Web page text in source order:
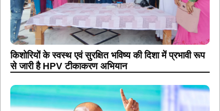
किशोरियों के स्वस्थ एवं सुरक्षित भविष्य की दिशा में प्रभावी रूप
से जारी है HPV टीकाकरण अभियान